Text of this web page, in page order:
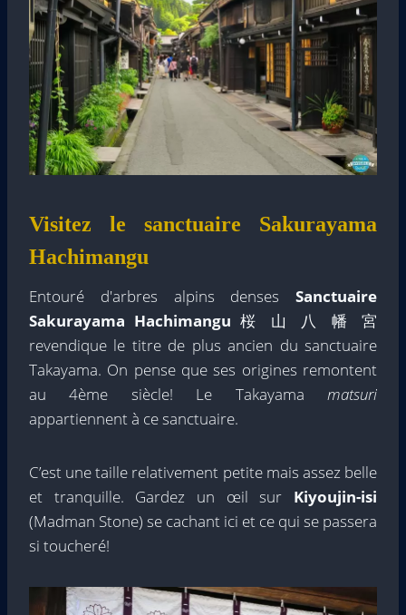
Visitez le sanctuaire Sakurayama
Hachimangu
Entouré d'arbres alpins denses Sanctuaire
Sakurayama Hachimangu桜 山 八 幡 宮
revendique le titre de plus ancien du sanctuaire
Takayama. On pense que ses origines remontent
au 4ème siècle! Le Takayama matsuri
appartiennent à ce sanctuaire.
C’est une taille relativement petite mais assez belle
et tranquille. Gardez un œil sur Kiyoujin-isi
(Madman Stone) se cachant ici et ce qui se passera
si toucheré!